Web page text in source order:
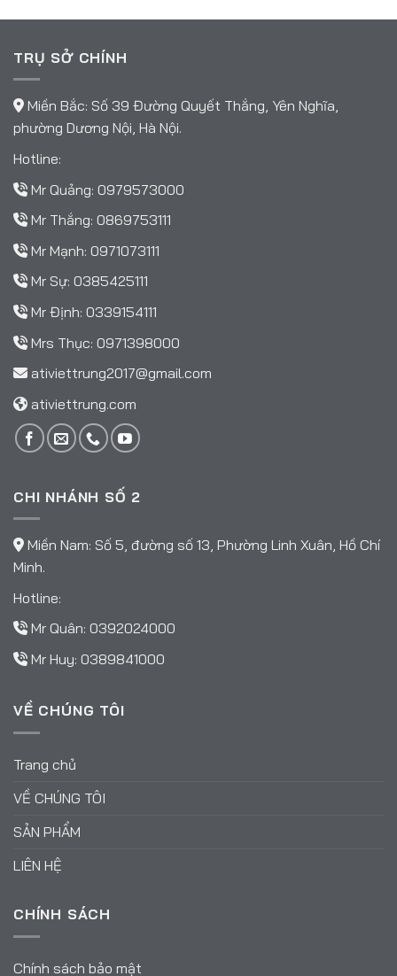
TRỤ SỞ CHÍNH
Miền Bắc: Số 39 Đường Quyết Thắng, Yên Nghĩa,
phường Dương Nội, Hà Nội.
Hotline:
Mr Quảng: 0979573000
Mr Thắng: 0869753111
Mr Mạnh: 0971073111
Mr Sự: 0385425111
Mr Định: 0339154111
Mrs Thục: 0971398000
ativiettrung2017@gmail.com
ativiettrung.com
CHI NHÁNH SỐ 2
Miền Nam: Số 5, đường số 13, Phường Linh Xuân, Hồ Chí
Minh.
Hotline:
Mr Quân: 0392024000
Mr Huy: 0389841000
VỀ CHÚNG TÔI
Trang chủ
VỀ CHÚNG TÔI
SẢN PHẨM
LIÊN HỆ
CHÍNH SÁCH
Chính sách bảo mật